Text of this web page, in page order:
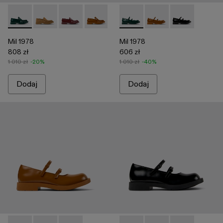
Mil 1978 - A500039-002 - Zielone skórzane mokasyny
Mil 1978 - A500039-006 - Brown
Mil 1978 - A500039-005 - Burgundy
Mil 1978 - A500039-003 - Brązowe
Mil 1978 - A500039-001 -
Mil 1978
808 zł
1 010 zł -20%
Dodaj
Mil 1978 - A500033-003 -
Mil 1978 - A500033-
Mil 1978 -
Mil 1978
606 zł
1 010 zł -40%
Dodaj